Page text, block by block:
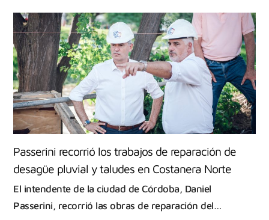
Passerini recorrió los trabajos de reparación de
desagüe pluvial y taludes en Costanera Norte
El intendente de la ciudad de Córdoba, Daniel
Passerini, recorrió las obras de reparación del…